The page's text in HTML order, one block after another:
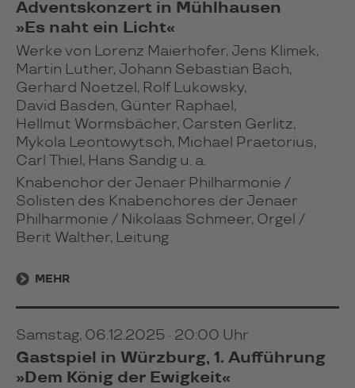
Adventskonzert in Mühlhausen
»Es naht ein Licht«
Werke von Lorenz Maierhofer, Jens Klimek,
Martin Luther, Johann Sebastian Bach,
Gerhard Noetzel, Rolf Lukowsky,
David Basden, Günter Raphael,
Hellmut Wormsbächer, Carsten Gerlitz,
Mykola Leontowytsch, Michael Praetorius,
Carl Thiel, Hans Sandig u. a.
Knabenchor der Jenaer Philharmonie /
Solisten des Knabenchores der Jenaer
Philharmonie / Nikolaas Schmeer, Orgel /
Berit Walther, Leitung
MEHR
Samstag, 06.12.2025 · 20:00 Uhr
Gastspiel in Würzburg, 1. Aufführung
»Dem König der Ewigkeit«